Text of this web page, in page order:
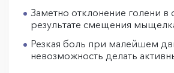
Заметно отклонение голени в
результате смещения
Резкая боль при малейшем
невозможность делать